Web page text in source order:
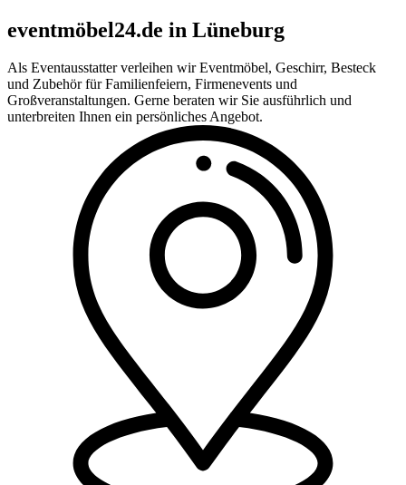
eventmöbel24.de in Lüneburg
Als Eventausstatter verleihen wir Eventmöbel, Geschirr, Besteck
und Zubehör für Familienfeiern, Firmenevents und
Großveranstaltungen. Gerne beraten wir Sie ausführlich und
unterbreiten Ihnen ein persönliches Angebot.